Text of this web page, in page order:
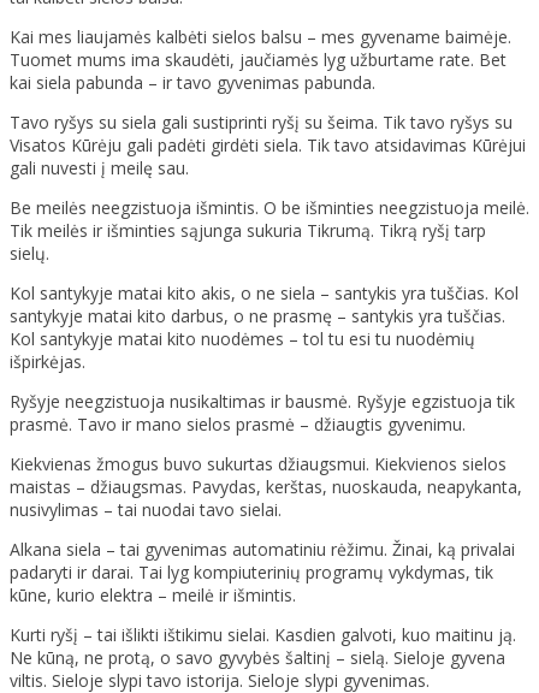
Kai mes liaujamės kalbėti sielos balsu – mes gyvename baimėje.
Tuomet mums ima skaudėti, jaučiamės lyg užburtame rate. Bet
kai siela pabunda – ir tavo gyvenimas pabunda.
Tavo ryšys su siela gali sustiprinti ryšį su šeima. Tik tavo ryšys su
Visatos Kūrėju gali padėti girdėti siela. Tik tavo atsidavimas Kūrėjui
gali nuvesti į meilę sau.
Be meilės neegzistuoja išmintis. O be išminties neegzistuoja meilė.
Tik meilės ir išminties sąjunga sukuria Tikrumą. Tikrą ryšį tarp
sielų.
Kol santykyje matai kito akis, o ne siela – santykis yra tuščias. Kol
santykyje matai kito darbus, o ne prasmę – santykis yra tuščias.
Kol santykyje matai kito nuodėmes – tol tu esi tu nuodėmių
išpirkėjas.
Ryšyje neegzistuoja nusikaltimas ir bausmė. Ryšyje egzistuoja tik
prasmė. Tavo ir mano sielos prasmė – džiaugtis gyvenimu.
Kiekvienas žmogus buvo sukurtas džiaugsmui. Kiekvienos sielos
maistas – džiaugsmas. Pavydas, kerštas, nuoskauda, neapykanta,
nusivylimas – tai nuodai tavo sielai.
Alkana siela – tai gyvenimas automatiniu rėžimu. Žinai, ką privalai
padaryti ir darai. Tai lyg kompiuterinių programų vykdymas, tik
kūne, kurio elektra – meilė ir išmintis.
Kurti ryšį – tai išlikti ištikimu sielai. Kasdien galvoti, kuo maitinu ją.
Ne kūną, ne protą, o savo gyvybės šaltinį – sielą. Sieloje gyvena
viltis. Sieloje slypi tavo istorija. Sieloje slypi gyvenimas.